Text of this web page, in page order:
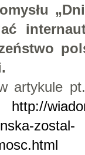
artykule
http://
zostal-